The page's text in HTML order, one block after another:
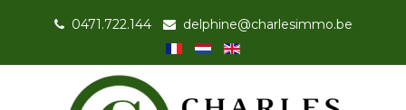
0471.722.144- delphine@charlesimmo.be